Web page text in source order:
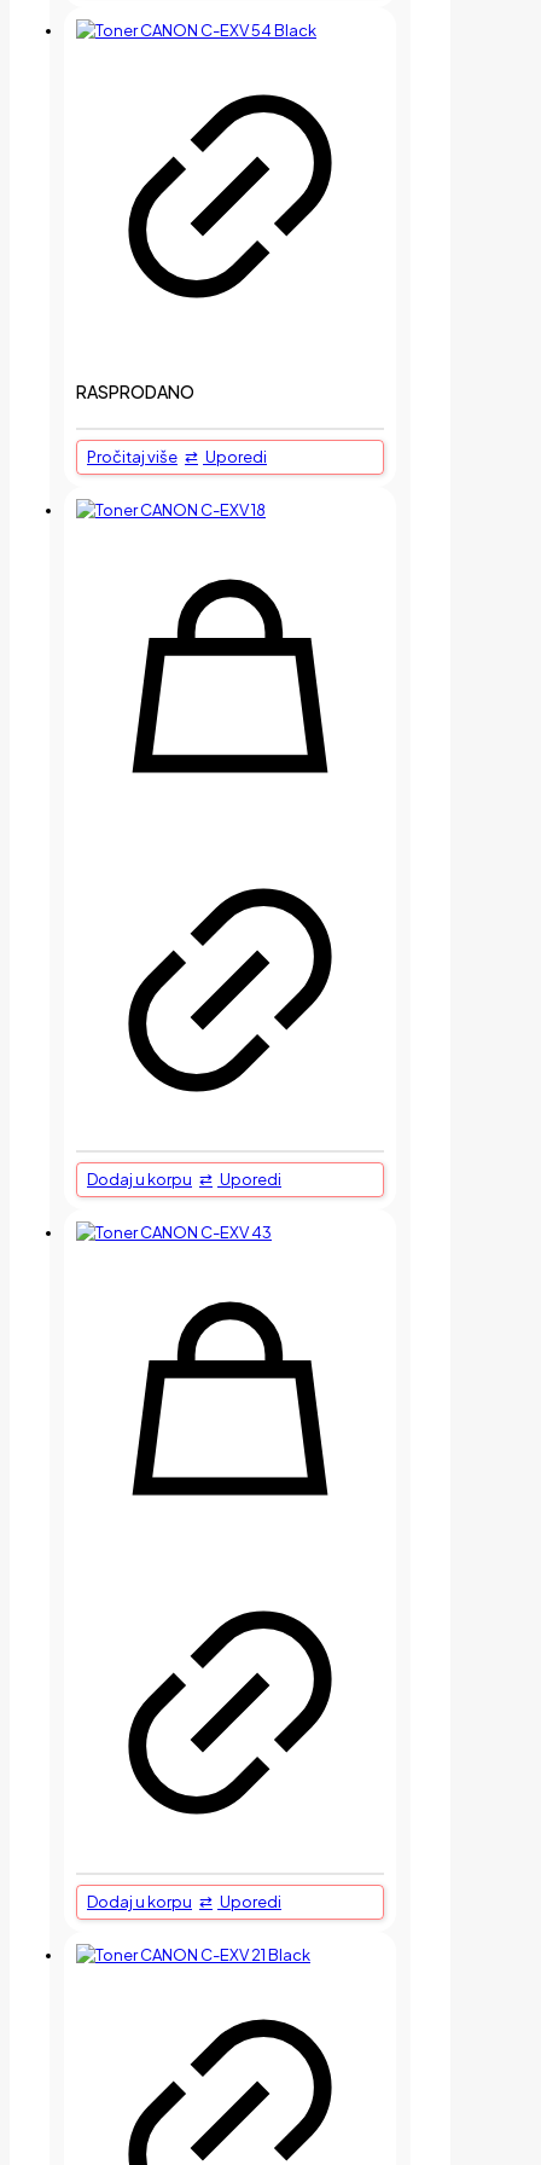
RASPRODANO
Pročitaj više Uporedi
Dodaj u korpu Uporedi
Dodaj u korpu Uporedi